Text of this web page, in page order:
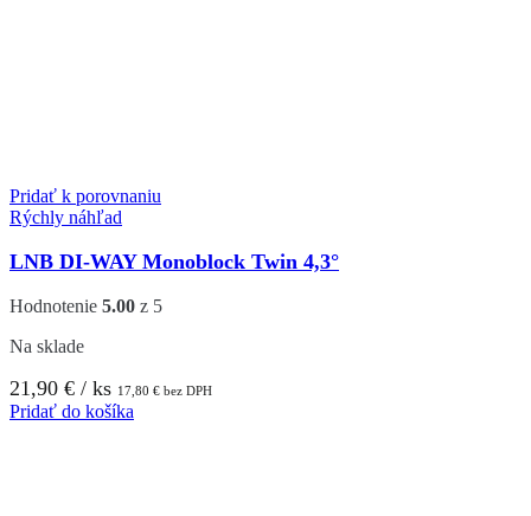
Pridať k porovnaniu
Rýchly náhľad
LNB DI-WAY Monoblock Twin 4,3°
Hodnotenie 5.00 z 5
Na sklade
21,90 € / ks 17,80 € bez DPH
Pridať do košíka